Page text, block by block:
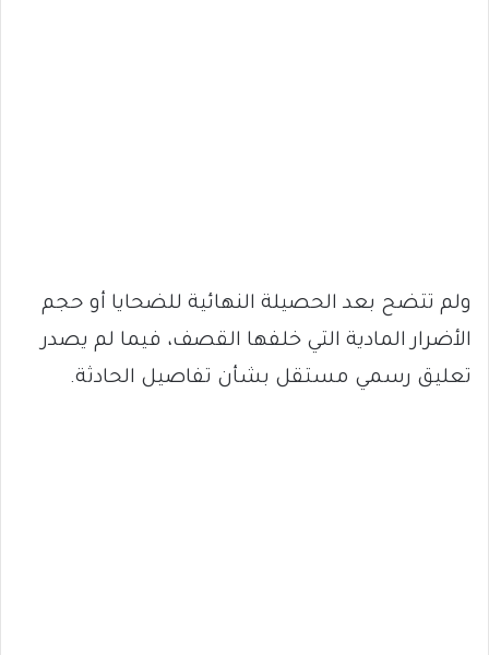
ولم تتضح بعد الحصيلة النهائية للضحايا أو حجم
الأضرار المادية التي خلفها القصف، فيما لم يصدر
تعليق رسمي مستقل بشأن تفاصيل الحادثة.